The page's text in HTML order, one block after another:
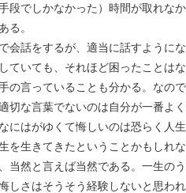
段でしかなかった）時間が取れな
る。
会話をするが、適当に話すように
ていても、それほど困ったことは
の言っていることも分かる。なの
切な言葉でないのは自分が一番よ
にはがゆくて悔しいのは恐らく人
を生きてきたということかもしれ
当然と言えば当然である。一生の
しさはそうそう経験しないと思わ